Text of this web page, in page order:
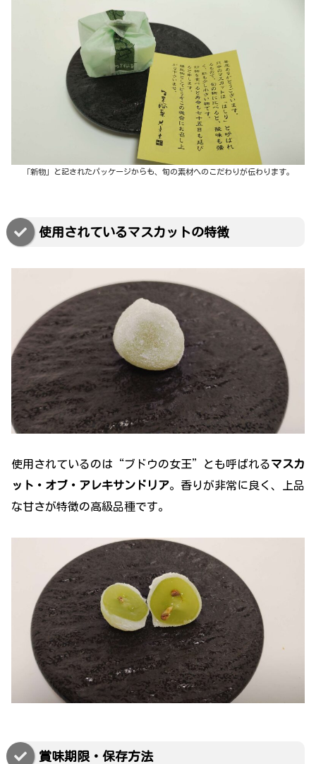
「新物」と記されたパッケージからも、旬の素材へのこだわりが伝わります。
使用されているマスカットの特徴
使用されているのは“ブドウの女王”とも呼ばれるマスカ
ット・オブ・アレキサンドリア。香りが非常に良く、上品
な甘さが特徴の高級品種です。
賞味期限・保存方法